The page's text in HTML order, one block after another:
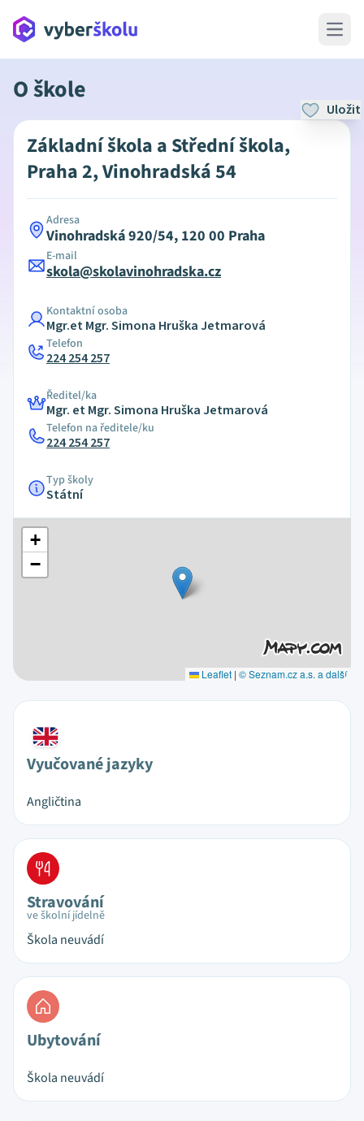
Open
O škole
Uložit
Základní škola a Střední škola,
Praha 2, Vinohradská 54
Adresa
Vinohradská 920/54, 120 00 Praha
E-mail
skola@skolavinohradska.cz
Kontaktní osoba
Mgr.et Mgr. Simona Hruška Jetmarová
Telefon
224 254 257
Ředitel/ka
Mgr. et Mgr. Simona Hruška Jetmarová
Telefon na ředitele/ku
224 254 257
Typ školy
Státní
+
−
Leaflet | © Seznam.cz a.s. a další
Vyučované jazyky
Angličtina
Stravování
ve školní jídelně
Škola neuvádí
Ubytování
Škola neuvádí